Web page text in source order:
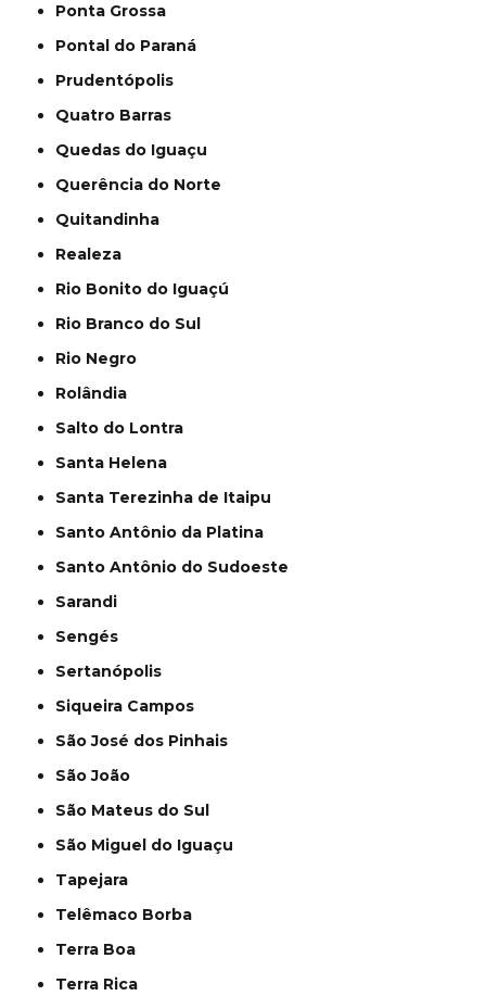
Ponta Grossa
Pontal do Paraná
Prudentópolis
Quatro Barras
Quedas do Iguaçu
Querência do Norte
Quitandinha
Realeza
Rio Bonito do Iguaçú
Rio Branco do Sul
Rio Negro
Rolândia
Salto do Lontra
Santa Helena
Santa Terezinha de Itaipu
Santo Antônio da Platina
Santo Antônio do Sudoeste
Sarandi
Sengés
Sertanópolis
Siqueira Campos
São José dos Pinhais
São João
São Mateus do Sul
São Miguel do Iguaçu
Tapejara
Telêmaco Borba
Terra Boa
Terra Rica